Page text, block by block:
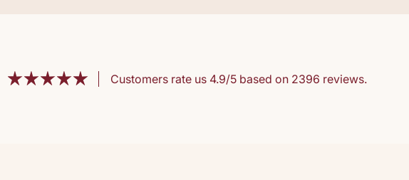
Customers rate us 4.9/5 based on 2396 reviews.